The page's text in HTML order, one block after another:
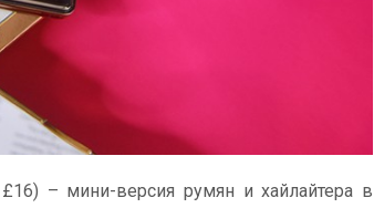
– мини-версия румян и хайлайтера в